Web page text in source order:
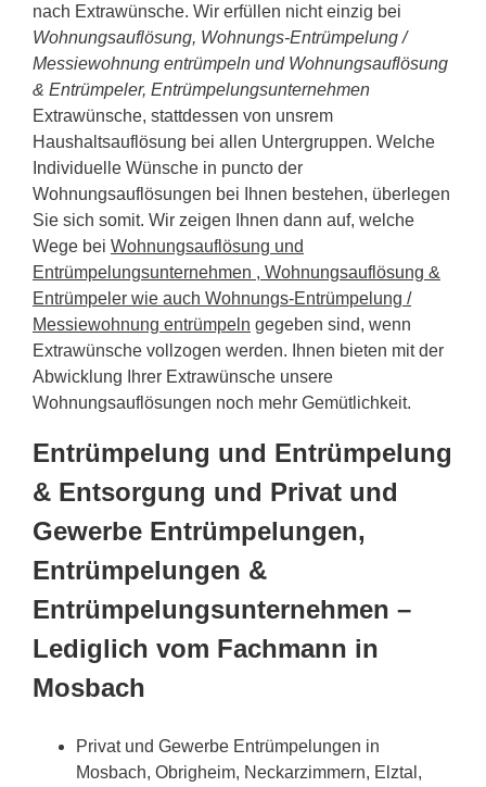
nach Extrawünsche. Wir erfüllen nicht einzig bei
Wohnungsauflösung, Wohnungs-Entrümpelung /
Messiewohnung entrümpeln und Wohnungsauflösung
& Entrümpeler, Entrümpelungsunternehmen
Extrawünsche, stattdessen von unsrem
Haushaltsauflösung bei allen Untergruppen. Welche
Individuelle Wünsche in puncto der
Wohnungsauflösungen bei Ihnen bestehen, überlegen
Sie sich somit. Wir zeigen Ihnen dann auf, welche
Wege bei Wohnungsauflösung und
Entrümpelungsunternehmen , Wohnungsauflösung &
Entrümpeler wie auch Wohnungs-Entrümpelung /
Messiewohnung entrümpeln gegeben sind, wenn
Extrawünsche vollzogen werden. Ihnen bieten mit der
Abwicklung Ihrer Extrawünsche unsere
Wohnungsauflösungen noch mehr Gemütlichkeit.
Entrümpelung und Entrümpelung
& Entsorgung und Privat und
Gewerbe Entrümpelungen,
Entrümpelungen &
Entrümpelungsunternehmen –
Lediglich vom Fachmann in
Mosbach
Privat und Gewerbe Entrümpelungen in
Mosbach, Obrigheim, Neckarzimmern, Elztal,